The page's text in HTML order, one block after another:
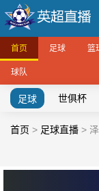
首页 足球 篮
球队
足球 世俱杯
首页 > 足球直播 >